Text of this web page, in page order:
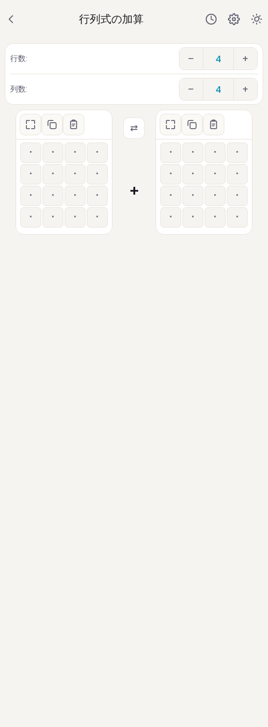
行列式の加算
行数: − +
列数: − +
+